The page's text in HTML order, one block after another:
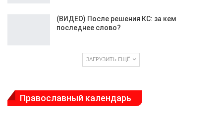
(ВИДЕО) После решения КС: за кем
последнее слово?
ЗАГРУЗИТЬ ЕЩЁ
Православный календарь